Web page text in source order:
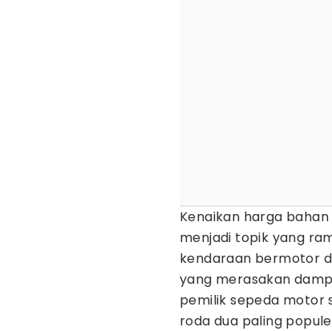
Kenaikan harga
menjadi topik yang
kendaraan bermotor
yang merasakan
pemilik sepeda motor
roda dua paling